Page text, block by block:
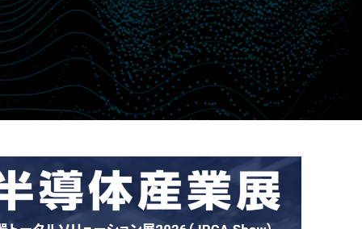
や加工事例など
いただけます。
グサービス インダストリー
自動車
金型
航空宇宙
ジョブショップ
医療
に万一トラブル
た際は、迅速に
します。
、使う人、売る
人、みんなが信
ることを願い、
品とサービス、
ースト』を追求